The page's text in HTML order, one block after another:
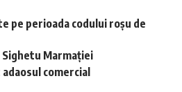
perioada codului roșu de
Marmației
comercial